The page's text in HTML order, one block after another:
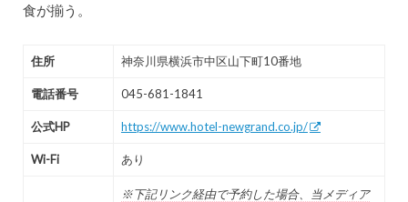
食が揃う。
住所 神奈川県横浜市中区山下町10番地
電話番号 045-681-1841
公式HP https://www.hotel-newgrand.co.jp/
Wi-Fi あり
※下記リンク経由で予約した場合、当メディア